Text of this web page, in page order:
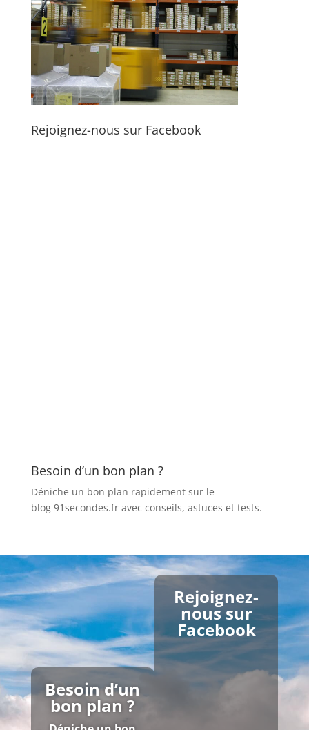
Rejoignez-nous sur Facebook
Besoin d’un bon plan ?
Déniche un bon plan rapidement sur le
blog 91secondes.fravec conseils, astuces et tests.
Besoin d’un
bon plan ?
Rejoignez-
nous sur
Facebook